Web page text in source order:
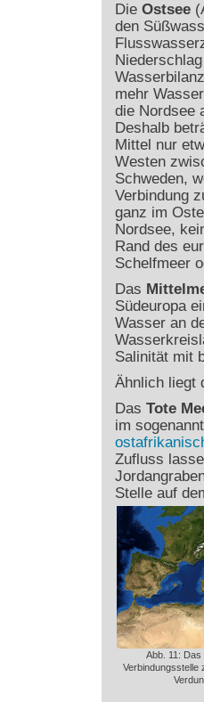
Die Ostsee
den
mehr
die Nordsee
Deshalb
Mittel nur
Westen
Schweden,
Verbindung
ganz im
Nordsee,
Rand des
Schelfmeer
Das
Südeuropa
Wasser an
Salinität mit
Ähnlich liegt
Das Tote
im
Zufluss
Stelle auf
Abb. 11:
Verbindungsstelle